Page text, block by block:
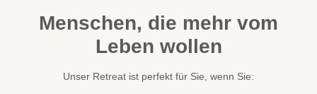
Menschen, die mehr vom
Leben wollen
Unser Retreat ist perfekt für Sie, wenn Sie: